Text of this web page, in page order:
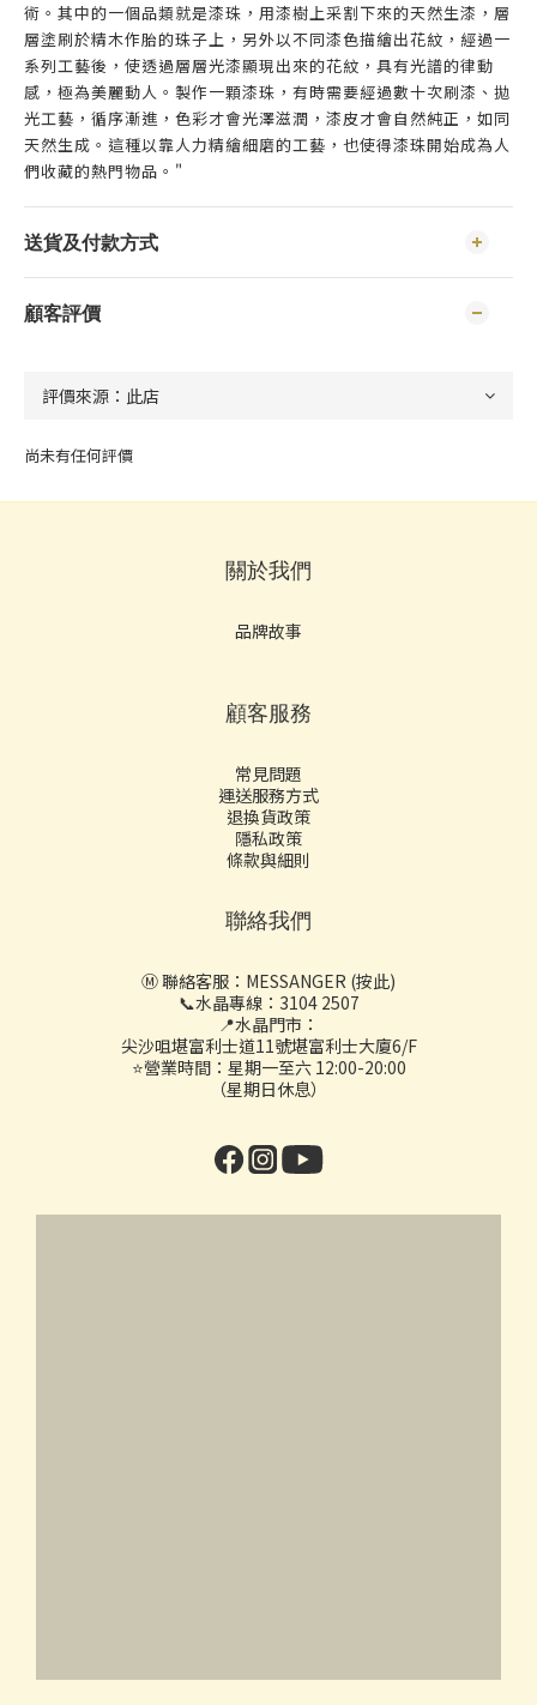
術。其中的一個品類就是漆珠，用漆樹上采割下來的天然生漆，層
層塗刷於精木作胎的珠子上，另外以不同漆色描繪出花紋，經過一
系列工藝後，使透過層層光漆顯現出來的花紋，具有光譜的律動
感，極為美麗動人。製作一顆漆珠，有時需要經過數十次刷漆、拋
光工藝，循序漸進，色彩才會光澤滋潤，漆皮才會自然純正，如同
天然生成。這種以靠人力精繪細磨的工藝，也使得漆珠開始成為人
們收藏的熱門物品。"
送貨及付款方式
顧客評價
尚未有任何評價
關於我們
品牌故事
顧客服務
常見問題
運送服務方式
退換貨政策
隱私政策
條款與細則
聯絡我們
Ⓜ️ 聯絡客服： MESSANGER (按此)
📞水晶專線：3104 2507
📍水晶門市：
尖沙咀堪富利士道11號堪富利士大廈6/F
⭐營業時間：星期一至六 12:00-20:00
（星期日休息）